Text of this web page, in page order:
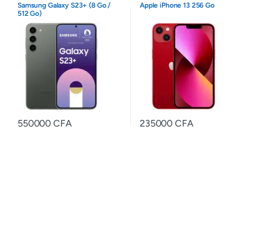
Samsung Galaxy S23+ (8 Go /
512 Go)
550000CFA
Apple iPhone 13 256 Go
235000CFA